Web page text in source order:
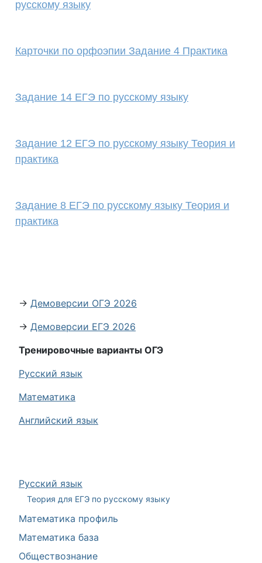
Русский язык
Теория для ЕГЭ по русскому языку
Математика профиль
Математика база
Обществознание
русскому языку
Карточки по орфоэпии Задание 4 Практика
Задание 14 ЕГЭ по русскому языку
Задание 12 ЕГЭ по русскому языку Теория и
практика
Задание 8 ЕГЭ по русскому языку Теория и
практика
→ Демоверсии ОГЭ 2026
→ Демоверсии ЕГЭ 2026
Тренировочные варианты ОГЭ
Русский язык
Математика
Английский язык